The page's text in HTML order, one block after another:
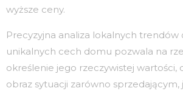
wyższe ceny.
Precyzyjna analiza lokalnych trendów
unikalnych cech domu pozwala na
określenie jego rzeczywistej wartości,
obraz sytuacji zarówno sprzedającym,